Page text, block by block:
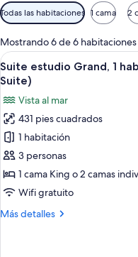
Filtros
disponibles
para
las
habitaciones
Todas las habitaciones 1 cama 2
Mostrando 6 de 6 habitaciones
Abrir
todas
fotos
de
Suite
estudio
Grand,
1
baño
8
Suite estudio Grand, 1
Suite)
Vista al mar
431 pies cuadrados
1 habitación
3 personas
1 cama King o 2 camas
Wifi gratuito
Más detalles
Más